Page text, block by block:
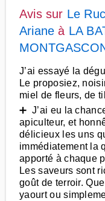
Avis sur Le
Ariane à LA
J’ai essayé la
Le proposiez,
miel de fleurs, de
➕ J’ai eu la
apiculteur, et
délicieux les uns
immédiatement la
apporté à chaque
Les saveurs sont
goût de terroir.
yaourt ou